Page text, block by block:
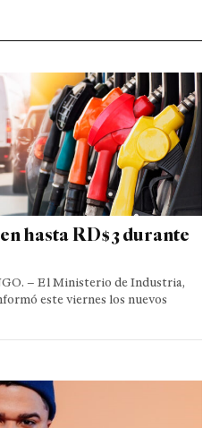
hasta RD$3 durante
– El Ministerio de Industria,
este viernes los nuevos